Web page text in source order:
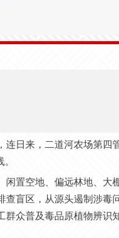
连日来，二道河农场第四
闲置空地、偏远林地、大
查盲区，从源头遏制涉毒
群众普及毒品原植物辨识